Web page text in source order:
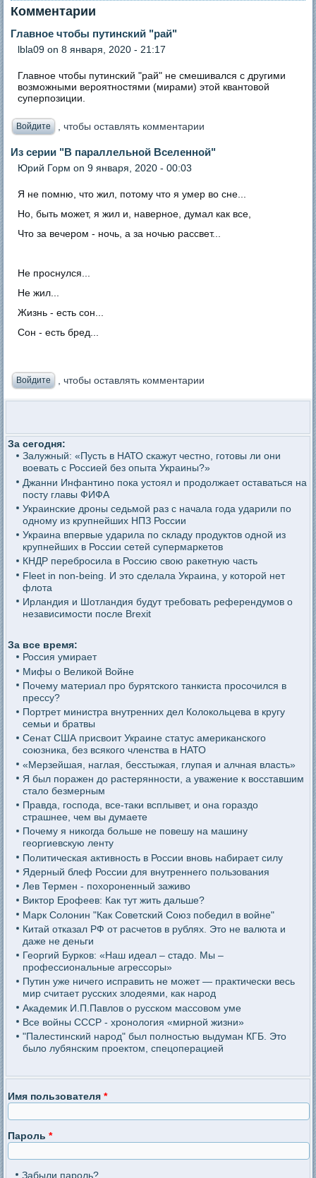
Комментарии
Главное чтобы путинский "рай"
lbla09 on 8 января, 2020 - 21:17
Главное чтобы путинский "рай" не смешивался с другими
возможными вероятностями (мирами) этой квантовой
суперпозиции.
Войдите , чтобы оставлять комментарии
Из серии "В параллельной Вселенной"
Юрий Горм on 9 января, 2020 - 00:03
Я не помню, что жил, потому что я умер во сне...
Но, быть может, я жил и, наверное, думал как все,
Что за вечером - ночь, а за ночью рассвет...
Не проснулся...
Не жил...
Жизнь - есть сон...
Сон - есть бред...
Войдите , чтобы оставлять комментарии
За сегодня:
Залужный: «Пусть в НАТО скажут честно, готовы ли они
воевать с Россией без опыта Украины?»
Джанни Инфантино пока устоял и продолжает оставаться на
посту главы ФИФА
Украинские дроны седьмой раз с начала года ударили по
одному из крупнейших НПЗ России
Украина впервые ударила по складу продуктов одной из
крупнейших в России сетей супермаркетов
КНДР перебросила в Россию свою ракетную часть
Fleet in non-being. И это сделала Украина, у которой нет
флота
Ирландия и Шотландия будут требовать референдумов о
независимости после Brexit
За все время:
Россия умирает
Мифы о Великой Войне
Почему материал про бурятского танкиста просочился в
прессу?
Портрет министра внутренних дел Колокольцева в кругу
семьи и братвы
Сенат США присвоит Украине статус американского
союзника, без всякого членства в НАТО
«Мерзейшая, наглая, бесстыжая, глупая и алчная власть»
Я был поражен до растерянности, а уважение к восставшим
стало безмерным
Правда, господа, все-таки всплывет, и она гораздо
страшнее, чем вы думаете
Почему я никогда больше не повешу на машину
георгиевскую ленту
Политическая активность в России вновь набирает силу
Ядерный блеф России для внутреннего пользования
Лев Термен - похороненный заживо
Виктор Ерофеев: Как тут жить дальше?
Марк Солонин "Как Советский Союз победил в войне"
Китай отказал РФ от расчетов в рублях. Это не валюта и
даже не деньги
Георгий Бурков: «Наш идеал – стадо. Мы –
профессиональные агрессоры»
Путин уже ничего исправить не может — практически весь
мир считает русских злодеями, как народ
Академик И.П.Павлов о русском массовом уме
Все войны СССР - хронология «мирной жизни»
"Палестинский народ" был полностью выдуман КГБ. Это
было лубянским проектом, спецоперацией
Имя пользователя*
Пароль*
Забыли пароль?